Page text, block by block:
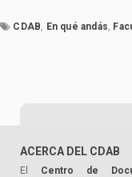
CDAB, En qué andás,
ACERCA DEL CDAB
El Centro de